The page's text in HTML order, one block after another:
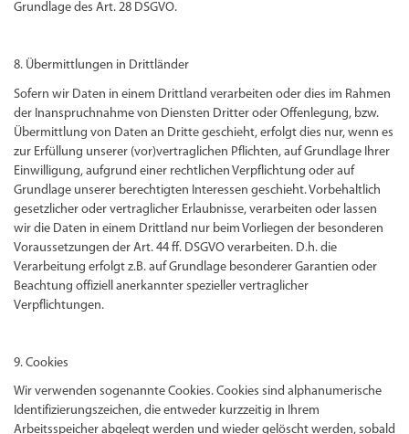
Grundlage des Art. 28 DSGVO.
8. Übermittlungen in Drittländer
Sofern wir Daten in einem Drittland verarbeiten oder dies im Rahmen
der Inanspruchnahme von Diensten Dritter oder Offenlegung, bzw.
Übermittlung von Daten an Dritte geschieht, erfolgt dies nur, wenn es
zur Erfüllung unserer (vor)vertraglichen Pflichten, auf Grundlage Ihrer
Einwilligung, aufgrund einer rechtlichen Verpflichtung oder auf
Grundlage unserer berechtigten Interessen geschieht. Vorbehaltlich
gesetzlicher oder vertraglicher Erlaubnisse, verarbeiten oder lassen
wir die Daten in einem Drittland nur beim Vorliegen der besonderen
Voraussetzungen der Art. 44 ff. DSGVO verarbeiten. D.h. die
Verarbeitung erfolgt z.B. auf Grundlage besonderer Garantien oder
Beachtung offiziell anerkannter spezieller vertraglicher
Verpflichtungen.
9. Cookies
Wir verwenden sogenannte Cookies. Cookies sind alphanumerische
Identifizierungszeichen, die entweder kurzzeitig in Ihrem
Arbeitsspeicher abgelegt werden und wieder gelöscht werden, sobald